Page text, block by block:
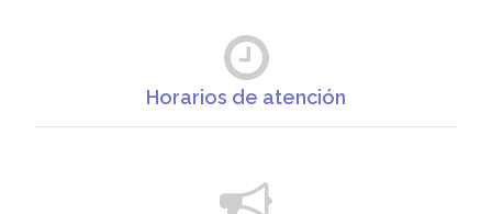
Horarios de atención